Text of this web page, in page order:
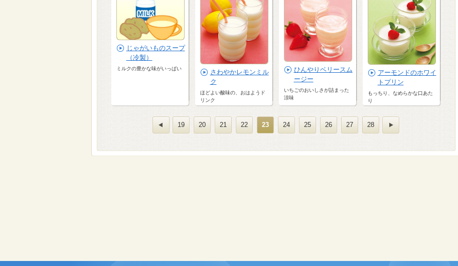
じゃがいものスープ
（冷製）
ミルクの豊かな味がいっぱい
さわやかレモンミル
ク
ほどよい酸味の、おはようド
リンク
ひんやりベリースム
ージー
いちごのおいしさが詰まった
涼味
アーモンドのホワイ
トプリン
もっちり、なめらかな口あた
り
19 20 21 22 23 24 25 26 27 28